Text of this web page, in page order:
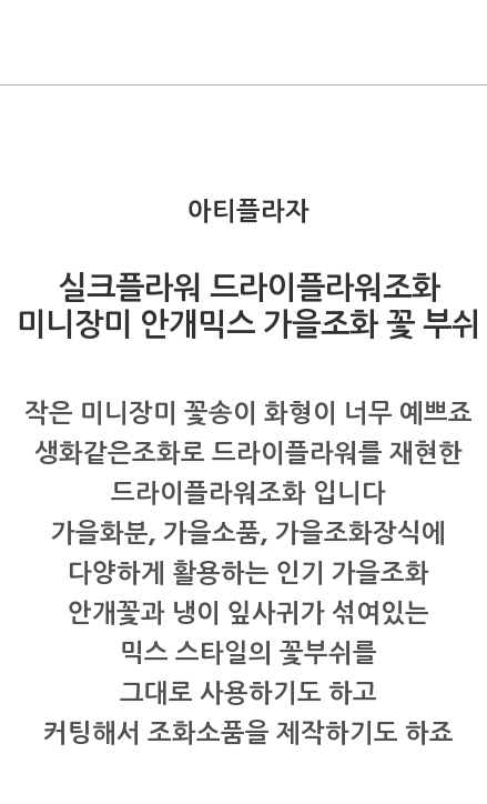
아티플라자
실크플라워 드라이플라워조화
미니장미 안개믹스 가을조화 꽃 부쉬
작은 미니장미 꽃송이 화형이 너무 예쁘죠
생화같은조화로 드라이플라워를 재현한
드라이플라워조화 입니다
가을화분, 가을소품, 가을조화장식에
다양하게 활용하는 인기 가을조화
안개꽃과 냉이 잎사귀가 섞여있는
믹스 스타일의 꽃부쉬를
그대로 사용하기도 하고
커팅해서 조화소품을 제작하기도 하죠